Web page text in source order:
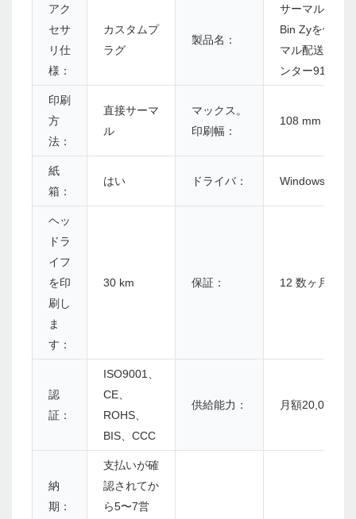
アク
セサ
リ仕
様：
カスタムプ
ラグ
製品名：
サーマル4x6
Bin Zyを備え
マル配送ラベ
ンター910
印刷
方
法：
直接サーマ
ル
マックス。
印刷幅：
108 mm（
紙
箱：
はい ドライバ： Windows/
ヘッ
ドラ
イフ
を印
刷し
ま
す：
30 km 保証： 12 数ヶ月
認
証：
ISO9001、
CE、
ROHS、
BIS、CCC
供給能力： 月額20,000個
納
期：
支払いが確
認されてか
ら5〜7営